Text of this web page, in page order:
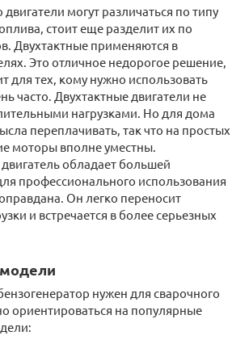
могут различаться по типу
стоит еще разделит их по
Двухтактные применяются в
Это отличное недорогое решение,
для тех, кому нужно использовать
часто. Двухтактные двигатели не
нагрузками. Но для дома
переплачивать, так что на простых
моторы вполне уместны.
обладает большей
профессионального использования
Он легко переносит
и встречается в более серьезных
нужен для сварочного
ориентироваться на популярные